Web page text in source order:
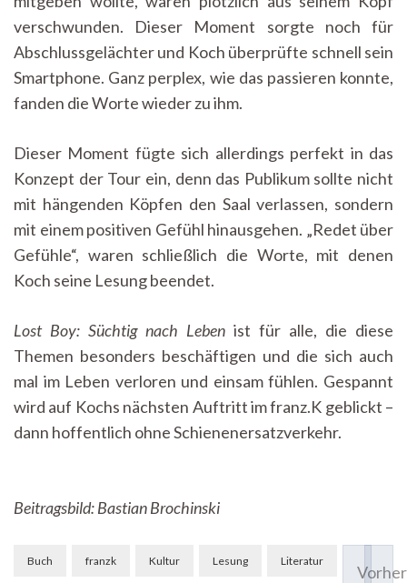
verschwunden. Dieser Moment sorgte noch für
Abschlussgelächter und Koch überprüfte schnell sein
Smartphone. Ganz perplex, wie das passieren konnte,
fanden die Worte wieder zu ihm.
Dieser Moment fügte sich allerdings perfekt in das
Konzept der Tour ein, denn das Publikum sollte nicht
mit hängenden Köpfen den Saal verlassen, sondern
mit einem positiven Gefühl hinausgehen. „Redet über
Gefühle“, waren schließlich die Worte, mit denen
Koch seine Lesung beendet.
Lost Boy: Süchtig nach Leben ist für alle, die diese
Themen besonders beschäftigen und die sich auch
mal im Leben verloren und einsam fühlen. Gespannt
wird auf Kochs nächsten Auftritt im franz.K geblickt –
dann hoffentlich ohne Schienenersatzverkehr.
Beitragsbild: Bastian Brochinski
Buch franzk Kultur Lesung Literatur
Beitragsnavigation